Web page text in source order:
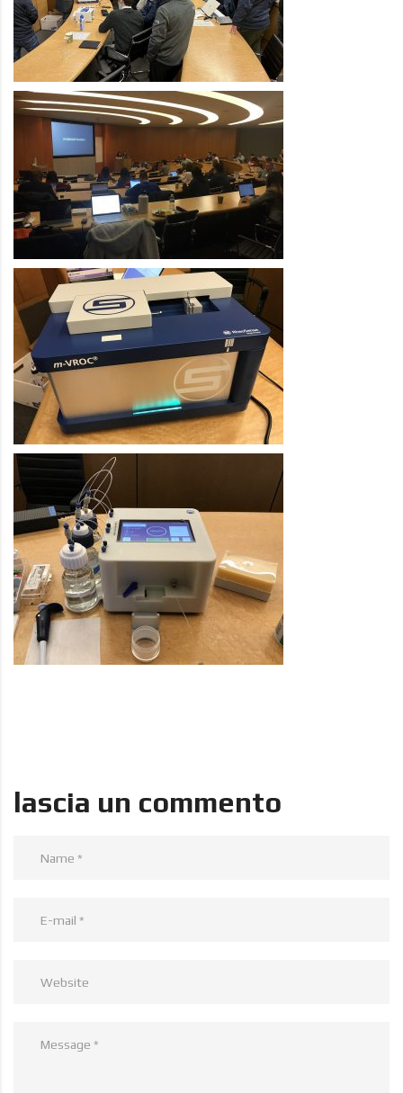
lascia un commento